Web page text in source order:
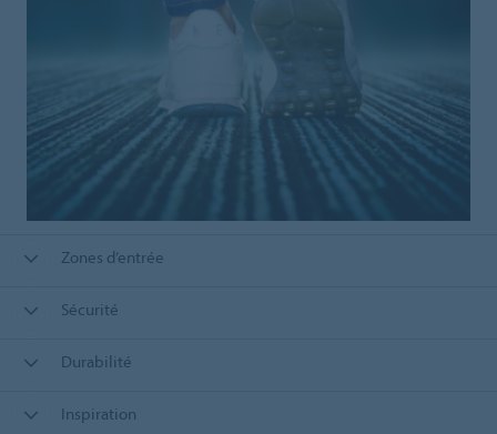
Zones d’entrée
Sécurité
Durabilité
Inspiration